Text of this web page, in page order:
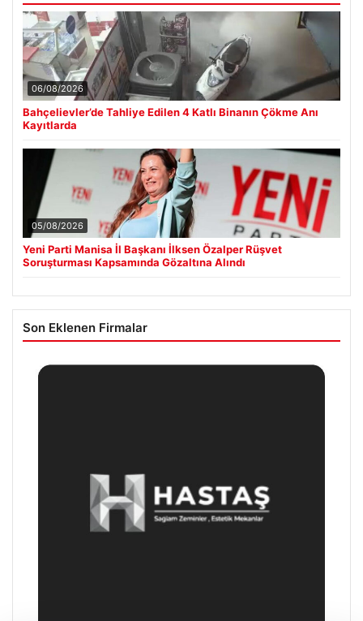
06/08/2026
Bahçelievler’de Tahliye Edilen 4 Katlı Binanın Çökme Anı
Kayıtlarda
05/08/2026
Yeni Parti Manisa İl Başkanı İlksen Özalper Rüşvet
Soruşturması Kapsamında Gözaltına Alındı
Son Eklenen Firmalar